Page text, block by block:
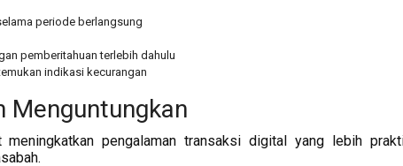
periode berlangsung
pemberitahuan terlebih dahulu
indikasi kecurangan
Menguntungkan
pengalaman transaksi digital yang lebih